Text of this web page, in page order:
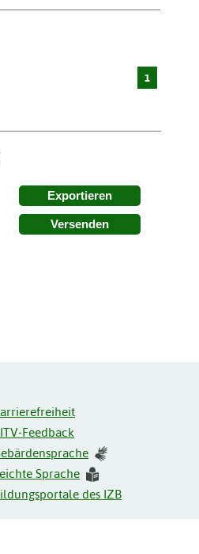
1
Exportieren
Versenden
Feedback
Sprache
des IZB